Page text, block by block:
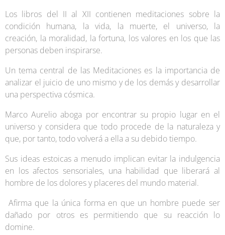
Los libros del II al XII contienen meditaciones sobre la
condición humana, la vida, la muerte, el universo, la
creación, la moralidad, la fortuna, los valores en los que las
personas deben inspirarse.
Un tema central de las Meditaciones es la importancia de
analizar el juicio de uno mismo y de los demás y desarrollar
una perspectiva cósmica.
Marco Aurelio aboga por encontrar su propio lugar en el
universo y considera que todo procede de la naturaleza y
que, por tanto, todo volverá a ella a su debido tiempo.
Sus ideas estoicas a menudo implican evitar la indulgencia
en los afectos sensoriales, una habilidad que liberará al
hombre de los dolores y placeres del mundo material.
Afirma que la única forma en que un hombre puede ser
dañado por otros es permitiendo que su reacción lo
domine.